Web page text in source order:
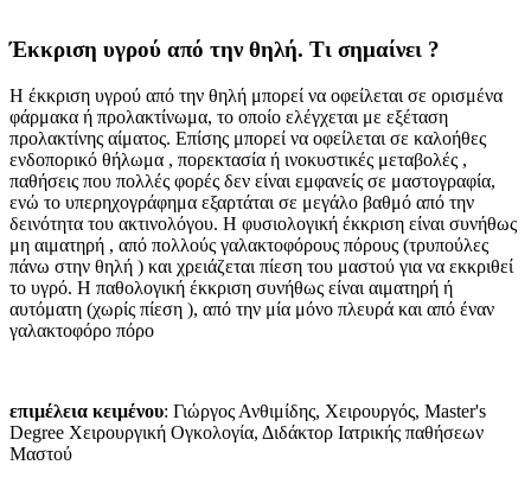
Έκκριση υγρού από την θηλή. Τι σημαίνει ?
Η έκκριση υγρού από την θηλή μπορεί να οφείλεται σε ορισμένα
φάρμακα ή προλακτίνωμα, το οποίο ελέγχεται με εξέταση
προλακτίνης αίματος. Επίσης μπορεί να οφείλεται σε καλοήθες
ενδοπορικό θήλωμα , πορεκτασία ή ινοκυστικές μεταβολές ,
παθήσεις που πολλές φορές δεν είναι εμφανείς σε μαστογραφία,
ενώ το υπερηχογράφημα εξαρτάται σε μεγάλο βαθμό από την
δεινότητα του ακτινολόγου. Η φυσιολογική έκκριση είναι συνήθως
μη αιματηρή , από πολλούς γαλακτοφόρους πόρους (τρυπούλες
πάνω στην θηλή ) και χρειάζεται πίεση του μαστού για να εκκριθεί
το υγρό. Η παθολογική έκκριση συνήθως είναι αιματηρή ή
αυτόματη (χωρίς πίεση ), από την μία μόνο πλευρά και από έναν
γαλακτοφόρο πόρο
επιμέλεια κειμένου: Γιώργος Ανθιμίδης, Χειρουργός, Master's
Degree Χειρουργική Ογκολογία, Διδάκτορ Ιατρικής παθήσεων
Μαστού